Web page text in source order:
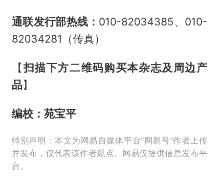
通联发行部热线： 010-82034385、010-
82034281（传真）
【扫描下方二维码购买本杂志及周边产
品】
编校：苑宝平
特别声明：本文为网易自媒体平台“网易号”作者上传
并发布，仅代表该作者观点。网易仅提供信息发布平
台。